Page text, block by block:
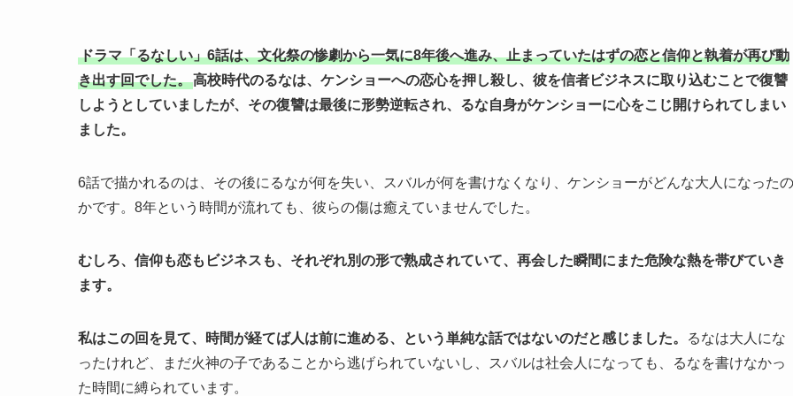
ドラマ「るなしい」6話は、文化祭の惨劇から一気に8年後へ進み、止まっていたはずの恋と信仰と執着が再び動
き出す回でした。高校時代のるなは、ケンショーへの恋心を押し殺し、彼を信者ビジネスに取り込むことで復讐
しようとしていましたが、その復讐は最後に形勢逆転され、るな自身がケンショーに心をこじ開けられてしまい
ました。
6話で描かれるのは、その後にるなが何を失い、スバルが何を書けなくなり、ケンショーがどんな大人になったの
かです。8年という時間が流れても、彼らの傷は癒えていませんでした。
むしろ、信仰も恋もビジネスも、それぞれ別の形で熟成されていて、再会した瞬間にまた危険な熱を帯びていき
ます。
私はこの回を見て、時間が経てば人は前に進める、という単純な話ではないのだと感じました。
るなは大人にな
ったけれど、まだ火神の子であることから逃げられていないし、スバルは社会人になっても、るなを書けなかっ
た時間に縛られています。